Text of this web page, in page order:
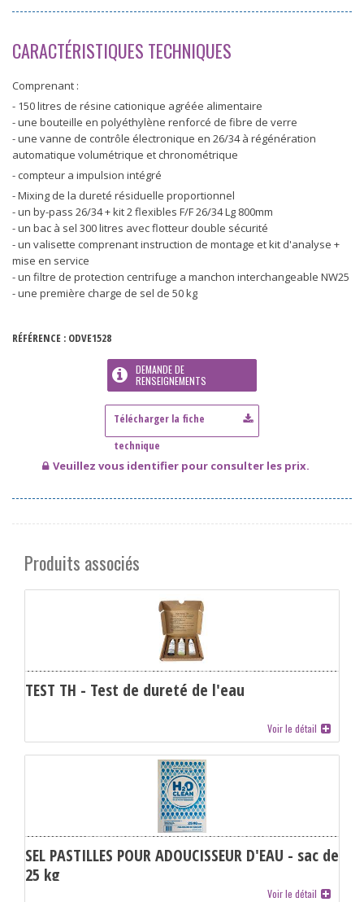
CARACTÉRISTIQUES TECHNIQUES
Comprenant :
- 150 litres de résine cationique agréée alimentaire
- une bouteille en polyéthylène renforcé de fibre de verre
- une vanne de contrôle électronique en 26/34 à régénération
automatique volumétrique et chronométrique
- compteur a impulsion intégré
- Mixing de la dureté résiduelle proportionnel
- un by-pass 26/34 + kit 2 flexibles F/F 26/34 Lg 800mm
- un bac à sel 300 litres avec flotteur double sécurité
- un valisette comprenant instruction de montage et kit d'analyse +
mise en service
- un filtre de protection centrifuge a manchon interchangeable NW25
- une première charge de sel de 50 kg
RÉFÉRENCE : ODVE1528
DEMANDE DE
RENSEIGNEMENTS
Veuillez vous identifier pour consulter les prix.
Produits associés
TEST TH - Test de dureté de l'eau
Voir le détail
SEL PASTILLES POUR ADOUCISSEUR D'EAU - sac de
25 kg
Voir le détail